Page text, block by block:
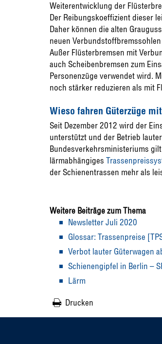
Weiterentwicklung der
Der Reibungskoeffizient dieser
Daher können die alten
neuen
Außer Flüsterbremsen mit
auch Scheibenbremsen zum
Personenzüge verwendet wird.
noch stärker reduzieren als mit
Wieso fahren Güterzüge
Seit Dezember 2012 wird der
unterstützt und der Betrieb
Bundesverkehrsministeriums
lärmabhängiges
der Schienentrassen mehr als
Weitere Beiträge zum Thema
Newsletter Juli 2020
Glossar: Trassenpreise
Verbot lauter Güterwagen
Schienengipfel in Berlin –
Lärm
Drucken